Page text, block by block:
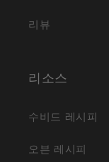
리뷰
리소스
수비드 레시피
오븐 레시피